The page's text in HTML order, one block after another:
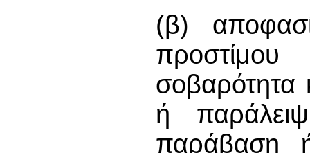
(β)
σοβαρότητα
ή
παράβαση